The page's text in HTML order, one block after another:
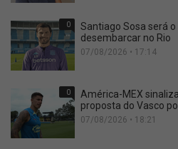
0
Santiago Sosa será
desembarcar no Rio
07/08/2026 • 17:14
0
América-MEX
proposta do Vasco
07/08/2026 • 18:21